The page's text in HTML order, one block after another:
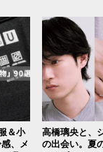
＆小
、メ
高橋璃央と、
の出会い。夏